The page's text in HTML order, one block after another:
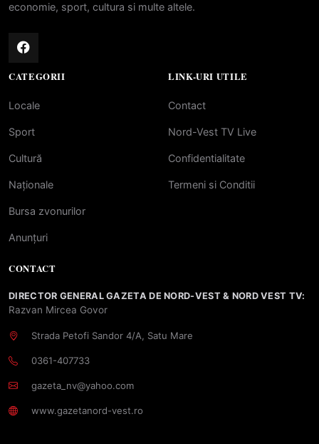
economie, sport, cultura si multe altele.
CATEGORII
Locale
Sport
Cultură
Naționale
Bursa zvonurilor
Anunțuri
LINK-URI UTILE
Contact
Nord-Vest TV Live
Confidentialitate
Termeni si Conditii
CONTACT
DIRECTOR GENERAL GAZETA DE NORD-VEST & NORD VEST TV:
Razvan Mircea Govor
Strada Petofi Sandor 4/A, Satu Mare
0361-407733
gazeta_nv@yahoo.com
www.gazetanord-vest.ro